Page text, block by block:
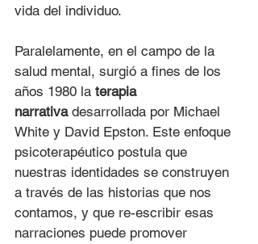
vida del individuo.
Paralelamente, en el campo de la
salud mental, surgió a fines de los
años 1980 la terapia
narrativa desarrollada por Michael
White y David Epston. Este enfoque
psicoterapéutico postula que
nuestras identidades se construyen
a través de las historias que nos
contamos, y que re-escribir esas
narraciones puede promover